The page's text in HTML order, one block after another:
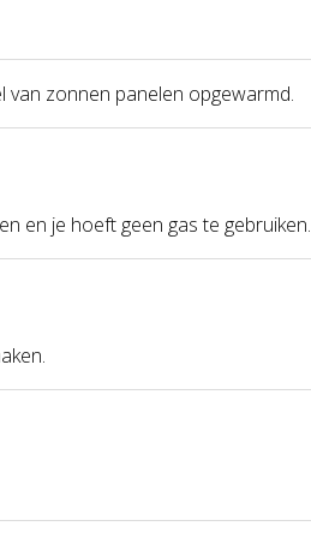
zonnen panelen opgewarmd.
en je hoeft geen gas te gebruiken.